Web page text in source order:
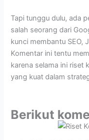
Tapi tunggu dulu, ada
salah seorang dari
kunci membantu SEO,
Komentar ini tentu
karena selama ini riset
yang kuat dalam
Berikut